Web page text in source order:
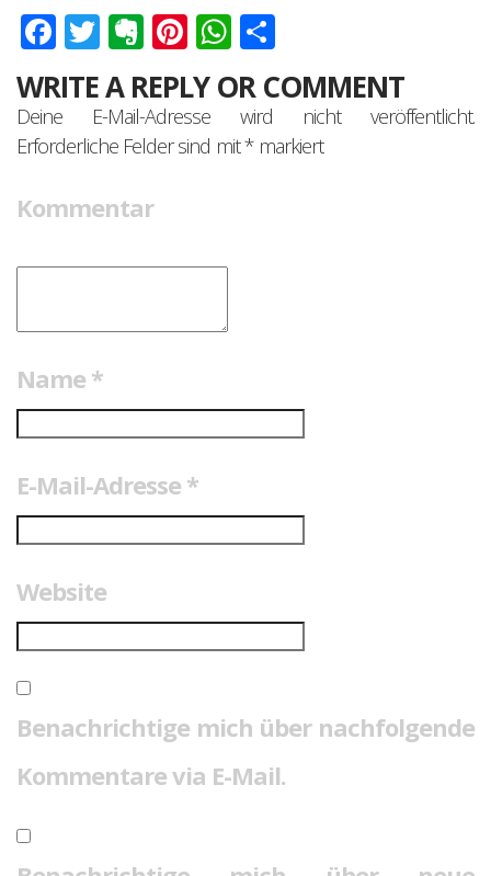
Facebook
Twitter
Evernote
Pinterest
WhatsApp
WRITE A REPLY OR COMMENT
Deine E-Mail-Adresse wird nicht veröffentlicht.
Erforderliche Felder sind mit*markiert
Kommentar
Name *
E-Mail-Adresse *
Website
Benachrichtige mich über nachfolgende
Kommentare via E-Mail.